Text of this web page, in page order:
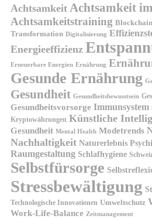
Achtsamkeit Achtsamkeit
Achtsamkeitstraining
Transformation Digitalisierung
Energieeffizienz
Erneuerbare Energien Ernährung
Gesunde Ernährung
Gesundheit Gesundheitsbewusstsein
Gesundheitsvorsorge Immunsystem
Kryptowährungen Künstliche
Gesundheit Mental Health Modetrends
Nachhaltigkeit Naturerlebnis
Raumgestaltung Schlafhygiene
Selbstfürsorge
Stressbewältigung
Technologische Innovationen Umweltschutz
Work-Life-Balance Zeitmanagement